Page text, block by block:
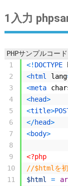
1入力
PHPサンプルコード
1
2
3
4
5
6
7
8
9
10
11
<! DOCTYPE
<html lang
<meta
<head>
<title>
</head>
<body>
<?php
//$htmlを
$html
=